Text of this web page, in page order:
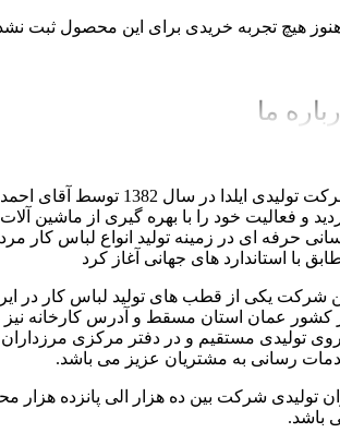
هیچ تجربه خریدی برای این محصول ثبت
ما
شرکت تولیدی ایلدا در سال
و فعالیت خود را با بهره گیری از ماشین
حرفه ای در زمینه تولید انواع لباس کار
با استاندارد های جهانی آغاز کرد
شرکت یکی از قطب های تولید لباس کار در
رسانی به مشتریان عزیز می باشد.
تولیدی شرکت بین ده هزار الی پانزده هزار
باشد.